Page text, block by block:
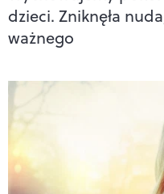
dzieci. Zniknęła
ważnego